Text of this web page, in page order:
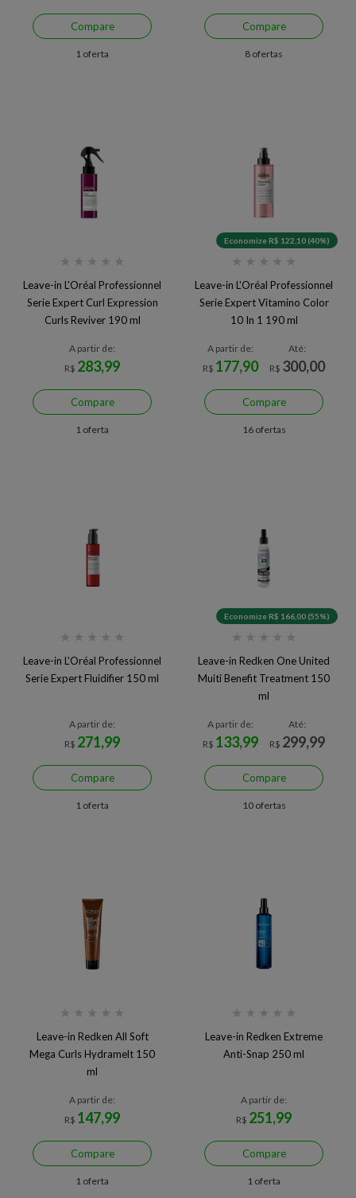
Compare
1 oferta
Compare
8 ofertas
★ ★ ★ ★ ★
Leave-in L'Oréal Professionnel
Serie Expert Curl Expression
Curls Reviver 190 ml
A partir de:
R$ 283,99
Compare
1 oferta
Economize R$ 122,10 (40%)
★ ★ ★ ★ ★
Leave-in L'Oréal Professionnel
Serie Expert Vitamino Color
10 In 1 190 ml
A partir de:
R$ 177,90
Até:
R$ 300,00
Compare
16 ofertas
★ ★ ★ ★ ★
Leave-in L'Oréal Professionnel
Serie Expert Fluidifier 150 ml
A partir de:
R$ 271,99
Compare
1 oferta
Economize R$ 166,00 (55%)
★ ★ ★ ★ ★
Leave-in Redken One United
Muiti Benefit Treatment 150
ml
A partir de:
R$ 133,99
Até:
R$ 299,99
Compare
10 ofertas
★ ★ ★ ★ ★
Leave-in Redken All Soft
Mega Curls Hydramelt 150
ml
A partir de:
R$ 147,99
Compare
1 oferta
★ ★ ★ ★ ★
Leave-in Redken Extreme
Anti-Snap 250 ml
A partir de:
R$ 251,99
Compare
1 oferta